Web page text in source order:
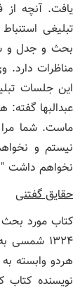
یافت. آنچه
تبلیغی
بحث و جدل و
مناظرات دارد.
این جلسات
عبدالبها
ماست. شما
نیستم و
نخواهم داشت ".
حقایق گفتنی
کتاب مورد بحث
۱۳۲۴
هردو وابسته
نویسنده